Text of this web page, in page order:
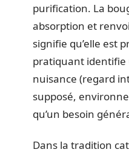
purification. La
absorption et
signifie qu’elle est
pratiquant identifie
nuisance (regard
supposé,
qu’un besoin
Dans la tradition